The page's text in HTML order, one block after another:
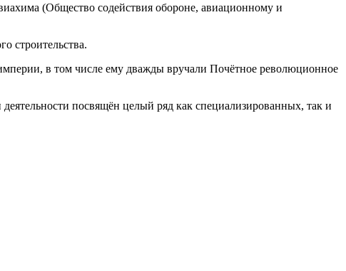
(Общество содействия обороне, авиационному и
строительства.
в том числе ему дважды вручали Почётное революционное
посвящён целый ряд как специализированных, так и